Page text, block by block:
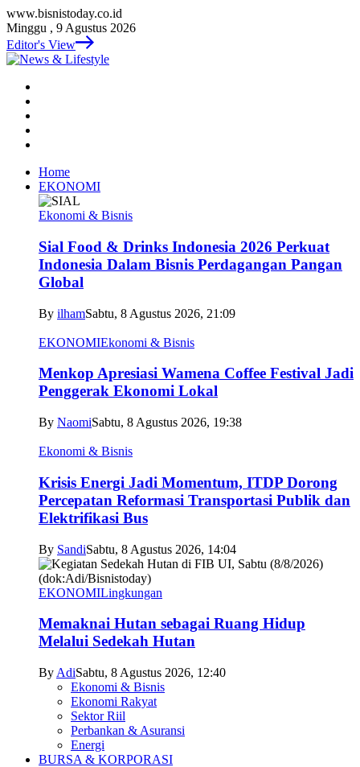
www.bisnistoday.co.id
Minggu , 9 Agustus 2026
Editor's View
Home
EKONOMI
Ekonomi & Bisnis
Sial Food & Drinks Indonesia 2026 Perkuat
Indonesia Dalam Bisnis Perdagangan Pangan
Global
By ilhamSabtu, 8 Agustus 2026, 21:09
EKONOMIEkonomi & Bisnis
Menkop Apresiasi Wamena Coffee Festival Jadi
Penggerak Ekonomi Lokal
By NaomiSabtu, 8 Agustus 2026, 19:38
Ekonomi & Bisnis
Krisis Energi Jadi Momentum, ITDP Dorong
Percepatan Reformasi Transportasi Publik dan
Elektrifikasi Bus
By SandiSabtu, 8 Agustus 2026, 14:04
EKONOMILingkungan
Memaknai Hutan sebagai Ruang Hidup
Melalui Sedekah Hutan
By AdiSabtu, 8 Agustus 2026, 12:40
Ekonomi & Bisnis
Ekonomi Rakyat
Sektor Riil
Perbankan & Asuransi
Energi
BURSA & KORPORASI